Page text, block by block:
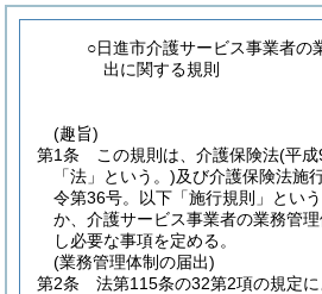
○日進市介護サービス事業者の
出に関する規則
(趣旨)
第1条
この規則は、介護保険法(平成
「法」という。)及び介護保険法施
令第36号。以下「施行規則」とい
か、介護サービス事業者の業務管
し必要な事項を定める。
(業務管理体制の届出)
第2条
法第115条の32第2項の規定